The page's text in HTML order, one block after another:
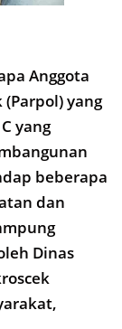
Anggota
yang
yang
beberapa
dan
Dinas